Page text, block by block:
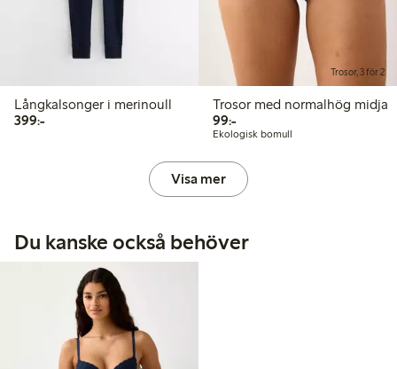
Långkalsonger i merinoull
399:-399,00 kr
Trosor, 3 för 2
Trosor med normalhög midja
99:-99,00 kr
Ekologisk bomull
Visa mer
Du kanske också behöver